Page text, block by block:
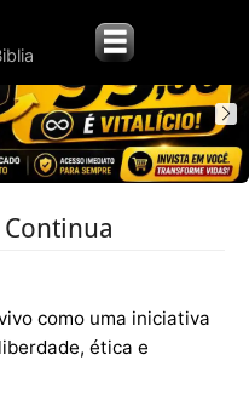
☰
como uma iniciativa
ética e